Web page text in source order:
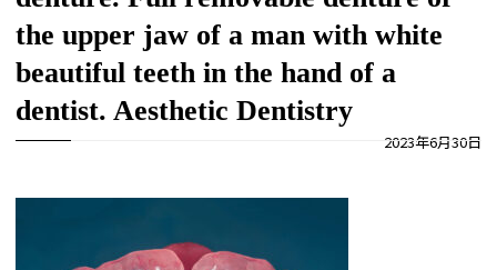
the upper jaw of a man with white
beautiful teeth in the hand of a
dentist. Aesthetic Dentistry
2023年6月30日